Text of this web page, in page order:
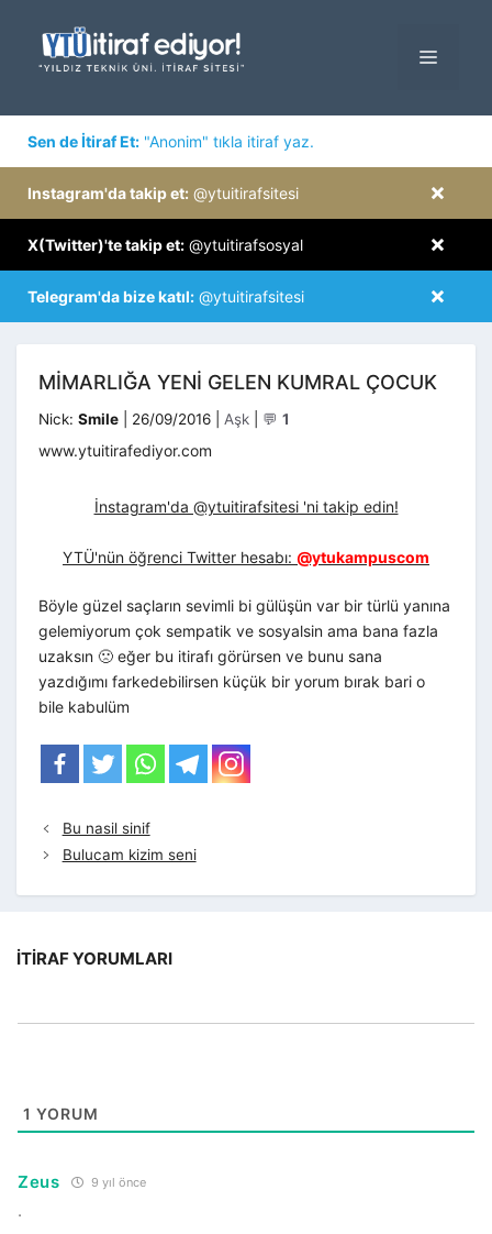
MENÜ
Sen de İtiraf Et: "Anonim" tıkla itiraf yaz.
×
Instagram'da takip et: @ytuitirafsitesi
×
X(Twitter)'te takip et: @ytuitirafsosyal
×
Telegram'da bize katıl: @ytuitirafsitesi
MIMARLIĞA YENI GELEN KUMRAL ÇOCUK
Nick: Smile 26/09/2016 Kategoriler
Aşk 💬 1
www.ytuitirafediyor.com
İnstagram'da @ytuitirafsitesi 'ni takip edin!
YTÜ'nün öğrenci Twitter hesabı: @ytukampuscom
Böyle güzel saçların sevimli bi gülüşün var bir türlü yanına
gelemiyorum çok sempatik ve sosyalsin ama bana fazla
uzaksın 🙁 eğer bu itirafı görürsen ve bunu sana
yazdığımı farkedebilirsen küçük bir yorum bırak bari o
bile kabulüm
Bu nasil sinif
Bulucam kizim seni
İTIRAF YORUMLARI
1 YORUM
Zeus 9 yıl önce
.